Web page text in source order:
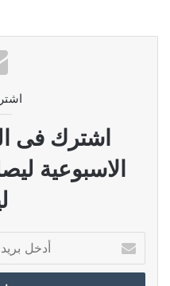
اشترك فى
الاسبوعية
بريدك
الإلكتروني